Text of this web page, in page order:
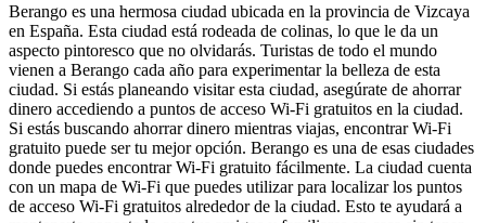
Berango es una hermosa ciudad ubicada en la provincia de Vizcaya
en España. Esta ciudad está rodeada de colinas, lo que le da un
aspecto pintoresco que no olvidarás. Turistas de todo el mundo
vienen a Berango cada año para experimentar la belleza de esta
ciudad. Si estás planeando visitar esta ciudad, asegúrate de ahorrar
dinero accediendo a puntos de acceso Wi-Fi gratuitos en la ciudad.
Si estás buscando ahorrar dinero mientras viajas, encontrar Wi-Fi
gratuito puede ser tu mejor opción. Berango es una de esas ciudades
donde puedes encontrar Wi-Fi gratuito fácilmente. La ciudad cuenta
con un mapa de Wi-Fi que puedes utilizar para localizar los puntos
de acceso Wi-Fi gratuitos alrededor de la ciudad. Esto te ayudará a